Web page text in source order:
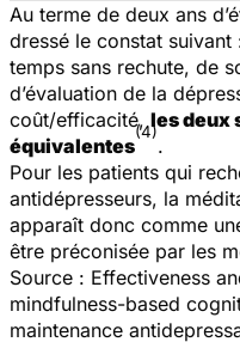
Au terme de deux ans
dressé le constat
temps sans rechute, de
d’évaluation de la
coût/efficacité, les deux
équivalentes
(4)
.
Pour les patients qui
antidépresseurs, la
apparaît donc comme
être préconisée par les
Source : Effectiveness
mindfulness-based
maintenance